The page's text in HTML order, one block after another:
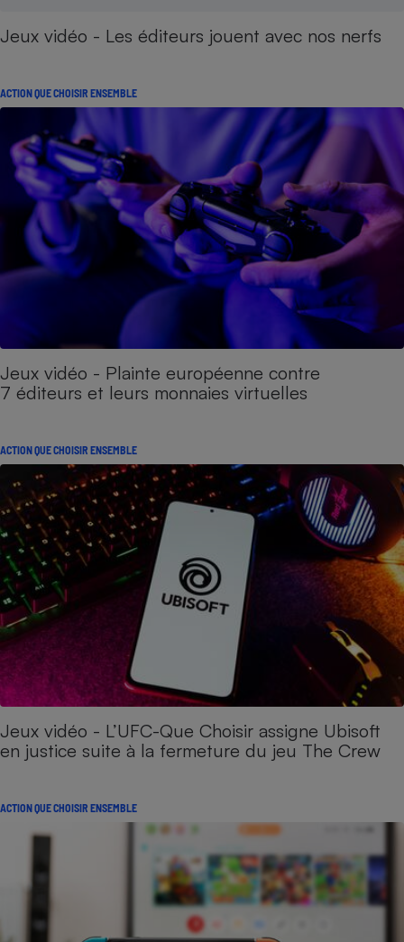
Jeux vidéo - Les éditeurs jouent avec nos nerfs
ACTION QUE CHOISIR ENSEMBLE
Jeux vidéo - Plainte européenne contre
7 éditeurs et leurs monnaies virtuelles
ACTION QUE CHOISIR ENSEMBLE
Jeux vidéo - L’UFC-Que Choisir assigne Ubisoft
en justice suite à la fermeture du jeu The Crew
ACTION QUE CHOISIR ENSEMBLE